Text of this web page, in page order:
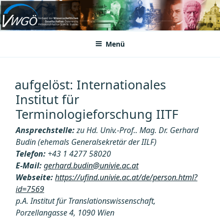
Zum
Inhalt
springenVWGÖ
Federation of Austrian Scientific Societies
Menü
aufgelöst: Internationales
Institut für
Terminologieforschung IITF
Ansprechstelle:zu Hd. Univ.-Prof.. Mag. Dr. Gerhard
Budin (ehemals Generalsekretär der IILF)
Telefon: +43 1 4277 58020
E-Mail:gerhard.budin@univie.ac.at
Webseite:https://ufind.univie.ac.at/de/person.html?
id=7569
p.A. Institut für Translationswissenschaft,
Porzellangasse 4, 1090 Wien